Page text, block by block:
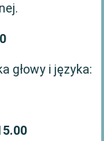
głowy i języka: